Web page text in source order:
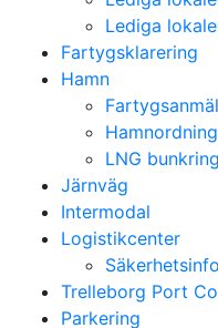
Lediga
Fartygsklarering
Hamn
Hamnordning
LNG bunkring
Järnväg
Intermodal
Logistikcenter
Trelleborg Port
Parkering